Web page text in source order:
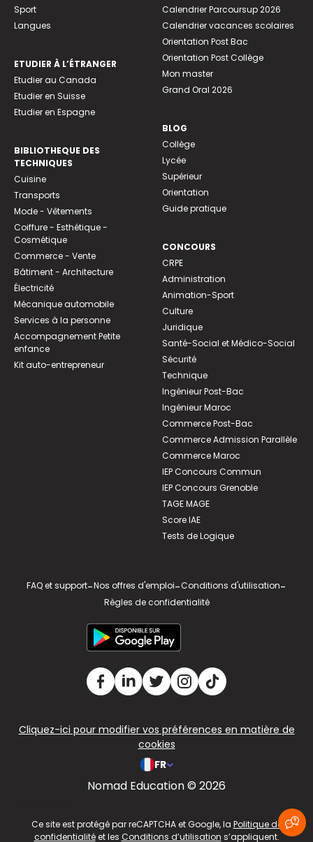
Sport
Langues
ETUDIER À L’ÉTRANGER
Etudier au Canada
Etudier en Suisse
Etudier en Espagne
BIBLIOTHEQUE DES
TECHNIQUES
Cuisine
Transports
Mode - Vêtements
Coiffure - Esthétique -
Cosmétique
Commerce - Vente
Bâtiment - Architecture
Électricité
Mécanique automobile
Services à la personne
Accompagnement Petite
enfance
Kit auto-entrepreneur
Calendrier Parcoursup 2026
Calendrier vacances scolaires
Orientation Post Bac
Orientation Post Collège
Mon master
Grand Oral 2026
BLOG
Collège
Lycée
Supérieur
Orientation
Guide pratique
CONCOURS
CRPE
Administration
Animation-Sport
Culture
Juridique
Santé-Social et Médico-Social
Sécurité
Technique
Ingénieur Post-Bac
Ingénieur Maroc
Commerce Post-Bac
Commerce Admission Parallèle
Commerce Maroc
IEP Concours Commun
IEP Concours Grenoble
TAGE MAGE
Score IAE
Tests de Logique
FAQ et support-Nos offres d'emploi-Conditions d'utilisation-
Règles de confidentialité
Cliquez-ici pour modifier vos préférences en matière de
cookies
FR
Nomad Education © 2026
Ce site est protégé par reCAPTCHA et Google, la Politique de
confidentialitéet les Conditions d’utilisation s’appliquent.